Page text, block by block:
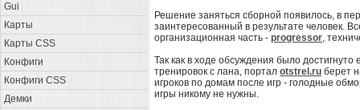
Gui
Карты
Карты CSS
Конфиги
Конфиги CSS
Демки
Решение заняться сборной появилось, в
заинтересованный в результате человек.
организационная часть - progressor,
Так как в ходе обсуждения было
тренировок с лана, портал otstrel.ru берет
игроков по домам после игр - голодные
игры никому не нужны.